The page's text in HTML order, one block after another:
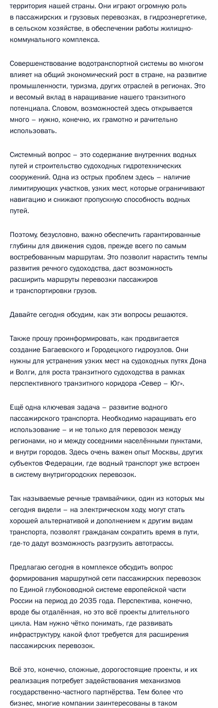
территория нашей страны. Они играют огромную роль
в пассажирских и грузовых перевозках, в гидроэнергетике,
в сельском хозяйстве, в обеспечении работы жилищно-
коммунального комплекса.
Совершенствование водотранспортной системы во многом
влияет на общий экономический рост в стране, на развитие
промышленности, туризма, других отраслей в регионах. Это
и весомый вклад в наращивание нашего транзитного
потенциала. Словом, возможностей здесь открывается
много – нужно, конечно, их грамотно и рачительно
использовать.
Системный вопрос – это содержание внутренних водных
путей и строительство судоходных гидротехнических
сооружений. Одна из острых проблем здесь – наличие
лимитирующих участков, узких мест, которые ограничивают
навигацию и снижают пропускную способность водных
путей.
Поэтому, безусловно, важно обеспечить гарантированные
глубины для движения судов, прежде всего по самым
востребованным маршрутам. Это позволит нарастить темпы
развития речного судоходства, даст возможность
расширить маршруты перевозки пассажиров
и транспортировки грузов.
Давайте сегодня обсудим, как эти вопросы решаются.
Также прошу проинформировать, как продвигается
создание Багаевского и Городецкого гидроузлов. Они
нужны для устранения узких мест на судоходных путях Дона
и Волги, для роста транзитного судоходства в рамках
перспективного транзитного коридора «Север – Юг».
Ещё одна ключевая задача – развитие водного
пассажирского транспорта. Необходимо наращивать его
использование – и не только для перевозок между
регионами, но и между соседними населёнными пунктами,
и внутри городов. Здесь очень важен опыт Москвы, других
субъектов Федерации, где водный транспорт уже встроен
в систему внутригородских перевозок.
Так называемые речные трамвайчики, один из которых мы
сегодня видели – на электрическом ходу, могут стать
хорошей альтернативой и дополнением к другим видам
транспорта, позволят гражданам сократить время в пути,
где-то дадут возможность разгрузить автотрассы.
Предлагаю сегодня в комплексе обсудить вопрос
формирования маршрутной сети пассажирских перевозок
по Единой глубоководной системе европейской части
России на период до 2035 года. Перспектива, конечно,
вроде бы отдалённая, но это всё проекты длительного
цикла. Нам нужно чётко понимать, где развивать
инфраструктуру, какой флот требуется для расширения
пассажирских перевозок.
Всё это, конечно, сложные, дорогостоящие проекты, и их
реализация потребует задействования механизмов
государственно-частного партнёрства. Тем более что
бизнес, многие компании заинтересованы в таком